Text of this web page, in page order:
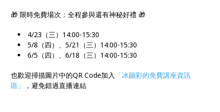
🎁 限時免費場次：全程參與還有神秘好禮 🎁
4/23（三）14:00-15:30
5/8（四）、5/21（三）14:00-15:30
6/5（四）、6/18（三）14:00-15:30
也歡迎掃描圖片中的QR Code加入 「冰蹦彩的免費講座資訊
區」
，避免錯過直播連結